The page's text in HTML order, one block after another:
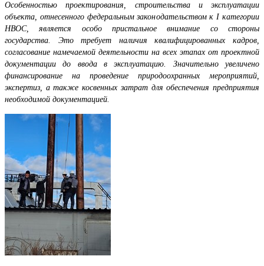
Особенностью проектирования, строительства и эксплуатации
объекта, отнесенного федеральным законодательством кI категории
НВОС, является особо пристальное внимание со стороны
государства. Это требует наличия квалифицированных кадров,
согласование намечаемой деятельности на всех этапах от проектной
документации до ввода в эксплуатацию. Значительно увеличено
финансирование на проведение природоохранных мероприятий,
экспертиз, а также косвенных затрат для обеспечения предприятия
необходимой документацией.